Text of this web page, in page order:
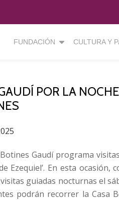
FUNDACIÓN CULTURA Y
POR LA
Gaudí programa
Ezequiel’. En esta ocasión,
guiadas nocturnas el
podrán recorrer la Casa